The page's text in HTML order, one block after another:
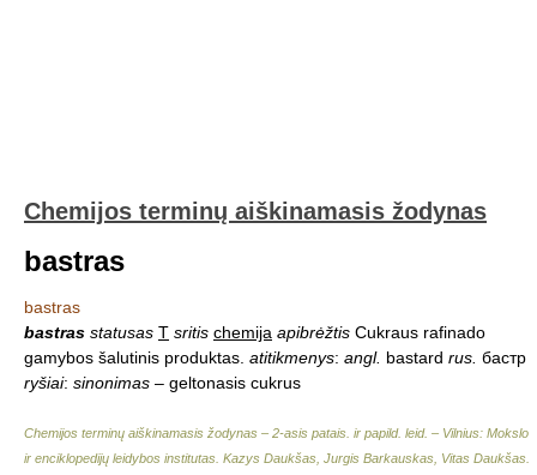
Chemijos terminų aiškinamasis žodynas
bastras
bastras
bastras statusas T sritis chemija apibrėžtis Cukraus rafinado
gamybos šalutinis produktas. atitikmenys: angl. bastard rus. бастр
ryšiai: sinonimas – geltonasis cukrus
Chemijos terminų aiškinamasis žodynas – 2-asis patais. ir papild. leid. – Vilnius: Mokslo
ir enciklopedijų leidybos institutas Kazys Daukšas, Jurgis Barkauskas, Vitas Daukšas